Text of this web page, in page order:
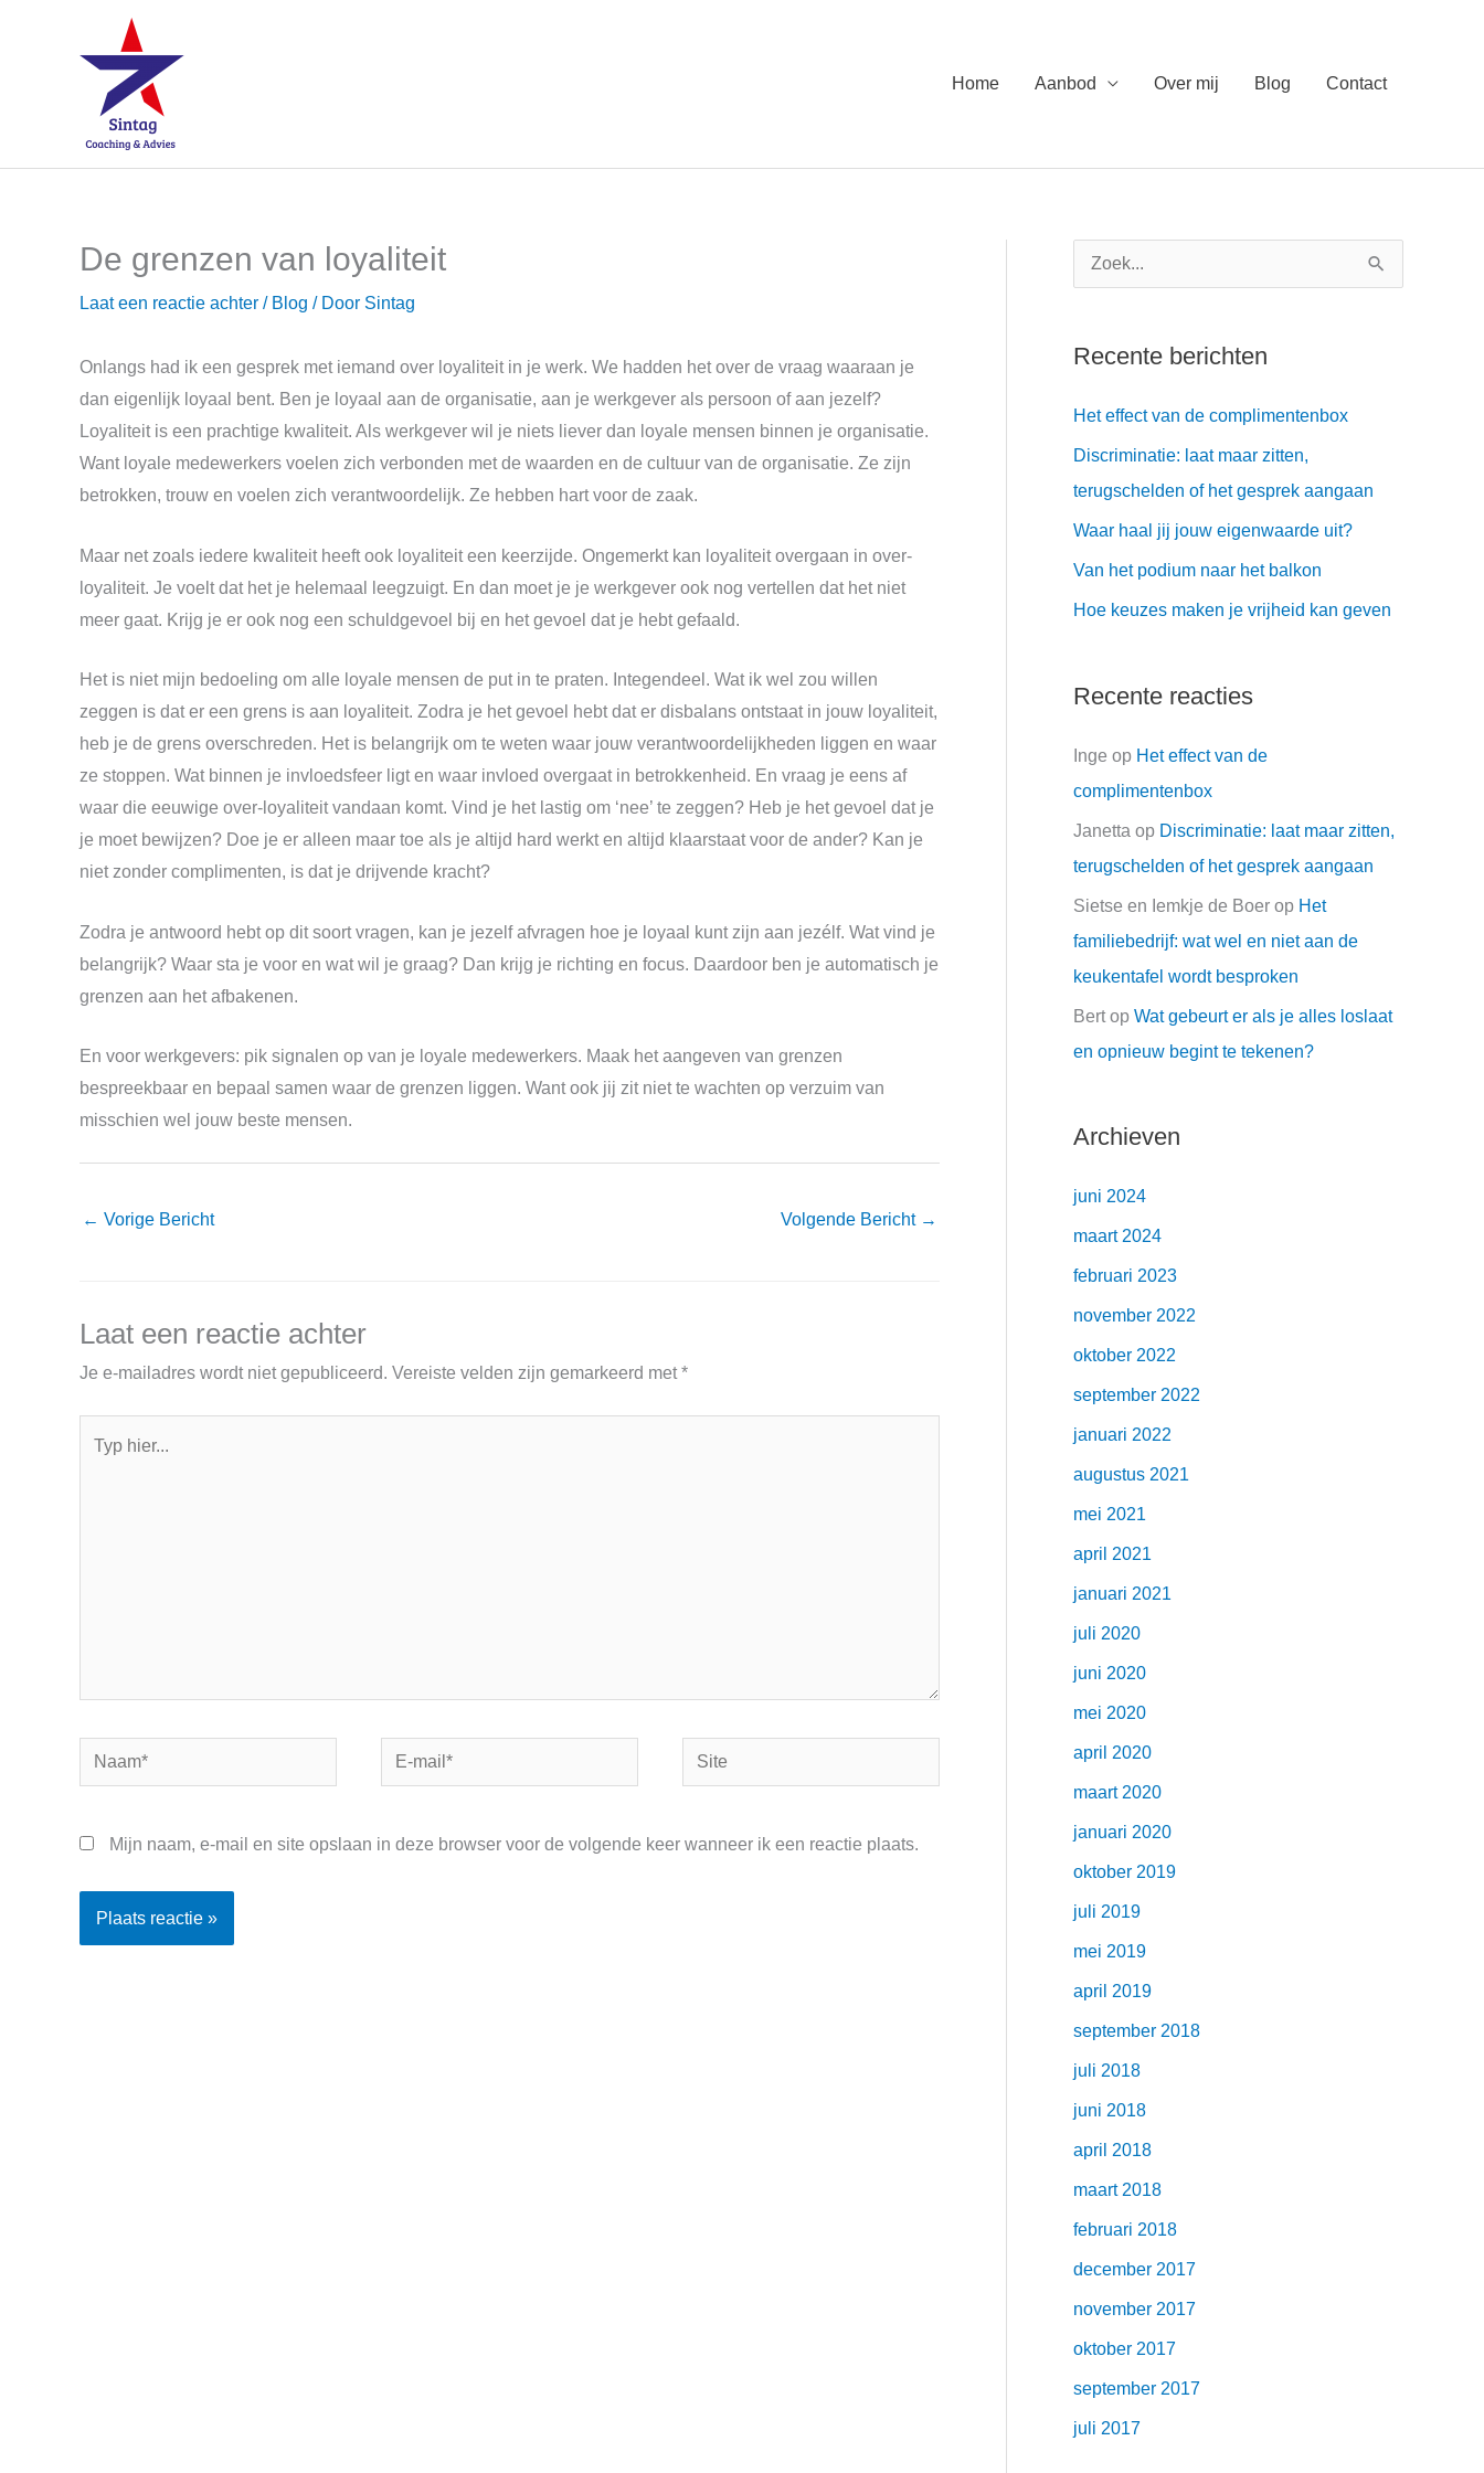
Home Aanbod Over mij Blog Contact
De grenzen van loyaliteit
Laat een reactie achter / Blog / Door Sintag
Onlangs had ik een gesprek met iemand over loyaliteit in je werk. We hadden het over de vraag waaraan je
dan eigenlijk loyaal bent. Ben je loyaal aan de organisatie, aan je werkgever als persoon of aan jezelf?
Loyaliteit is een prachtige kwaliteit. Als werkgever wil je niets liever dan loyale mensen binnen je organisatie.
Want loyale medewerkers voelen zich verbonden met de waarden en de cultuur van de organisatie. Ze zijn
betrokken, trouw en voelen zich verantwoordelijk. Ze hebben hart voor de zaak.
Maar net zoals iedere kwaliteit heeft ook loyaliteit een keerzijde. Ongemerkt kan loyaliteit overgaan in over-
loyaliteit. Je voelt dat het je helemaal leegzuigt. En dan moet je je werkgever ook nog vertellen dat het niet
meer gaat. Krijg je er ook nog een schuldgevoel bij en het gevoel dat je hebt gefaald.
Het is niet mijn bedoeling om alle loyale mensen de put in te praten. Integendeel. Wat ik wel zou willen
zeggen is dat er een grens is aan loyaliteit. Zodra je het gevoel hebt dat er disbalans ontstaat in jouw loyaliteit,
heb je de grens overschreden. Het is belangrijk om te weten waar jouw verantwoordelijkheden liggen en waar
ze stoppen. Wat binnen je invloedsfeer ligt en waar invloed overgaat in betrokkenheid. En vraag je eens af
waar die eeuwige over-loyaliteit vandaan komt. Vind je het lastig om ‘nee’ te zeggen? Heb je het gevoel dat je
je moet bewijzen? Doe je er alleen maar toe als je altijd hard werkt en altijd klaarstaat voor de ander? Kan je
niet zonder complimenten, is dat je drijvende kracht?
Zodra je antwoord hebt op dit soort vragen, kan je jezelf afvragen hoe je loyaal kunt zijn aan jezélf. Wat vind je
belangrijk? Waar sta je voor en wat wil je graag? Dan krijg je richting en focus. Daardoor ben je automatisch je
grenzen aan het afbakenen.
En voor werkgevers: pik signalen op van je loyale medewerkers. Maak het aangeven van grenzen
bespreekbaar en bepaal samen waar de grenzen liggen. Want ook jij zit niet te wachten op verzuim van
misschien wel jouw beste mensen.
← Vorige Bericht Volgende Bericht →
Laat een reactie achter
Je e-mailadres wordt niet gepubliceerd. Vereiste velden zijn gemarkeerd met*
Naam*
E-
mail*
Site
Mijn naam, e-mail en site opslaan in deze browser voor de volgende keer wanneer ik een reactie plaats.
n
a
a
Recente berichten
Het effect van de complimentenbox
Discriminatie: laat maar zitten,
terugschelden of het gesprek aangaan
Waar haal jij jouw eigenwaarde uit?
Van het podium naar het balkon
Hoe keuzes maken je vrijheid kan geven
Recente reacties
Inge op Het effect van de
complimentenbox
Janetta op Discriminatie: laat maar zitten,
terugschelden of het gesprek aangaan
Sietse en Iemkje de Boer op Het
familiebedrijf: wat wel en niet aan de
keukentafel wordt besproken
Bertop Wat gebeurt er als je alles loslaat
en opnieuw begint te tekenen?
Archieven
juni 2024
maart 2024
februari 2023
november 2022
oktober 2022
september 2022
januari 2022
augustus 2021
mei 2021
april 2021
januari 2021
juli 2020
juni 2020
mei 2020
april 2020
maart 2020
januari 2020
oktober 2019
juli 2019
mei 2019
april 2019
september 2018
juli 2018
juni 2018
april 2018
maart 2018
februari 2018
december 2017
november 2017
oktober 2017
september 2017
juli 2017